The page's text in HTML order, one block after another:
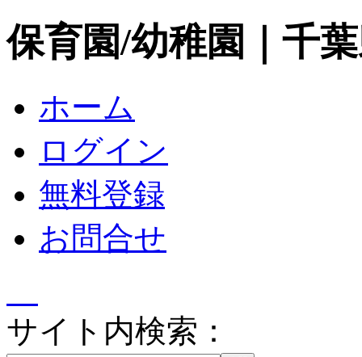
保育園/幼稚園｜千
ホーム
ログイン
無料登録
お問合せ
サイト内検索：